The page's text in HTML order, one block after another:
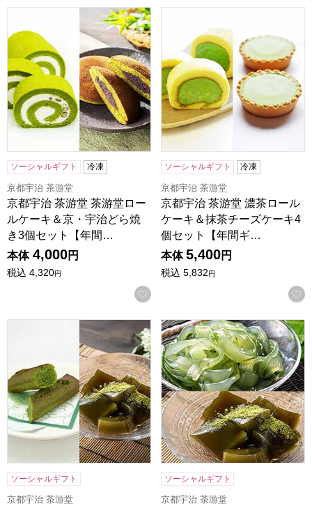
京都宇治 茶游堂 茶游堂ロールケーキ＆京・宇治どら焼き3
ソーシャルギフト 冷凍
京都宇治 茶游堂
京都宇治 茶游堂 茶游堂ロー
ルケーキ＆京・宇治どら焼
き3個セット【年間…
本体 4,000円
税込 4,320円
お気に入りに登録する
ソーシャルギフト 冷凍
京都宇治 茶游堂
京都宇治 茶游堂 濃茶ロール
ケーキ＆抹茶チーズケーキ4
個セット【年間ギ…
本体 5,400円
税込 5,832円
京都宇治 茶游堂 宇治抹茶スイーツ「茶乃花」【年間ギフト】
ソーシャルギフト
京都宇治 茶游堂
京都宇治 茶游堂 茶彩菓「寛
ソーシャルギフト
京都宇治 茶游堂